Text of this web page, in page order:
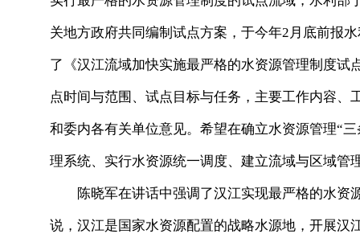
关地方政府共同编制试点方案，于今年2月底前报
了《汉江流域加快实施最严格的水资源管理制度
点时间与范围、试点目标与任务，主要工作内容
和委内各有关单位意见。希望在确立水资源管理“
理系统、实行水资源统一调度、建立流域与区域管
陈晓军在讲话中强调了汉江实现最严格的水资
说，汉江是国家水资源配置的战略水源地，开展